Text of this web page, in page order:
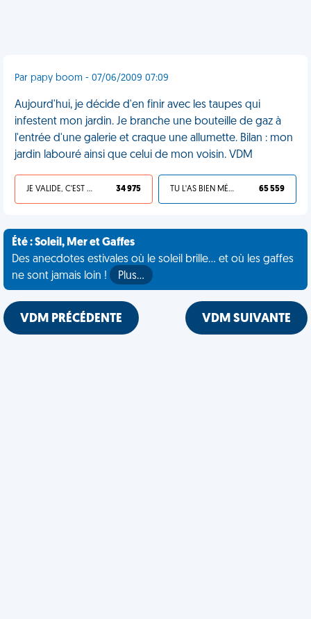
Par papy boom - 07/06/2009 07:09
Aujourd'hui, je décide d'en finir avec les taupes qui
infestent mon jardin. Je branche une bouteille de gaz à
l'entrée d'une galerie et craque une allumette. Bilan : mon
jardin labouré ainsi que celui de mon voisin. VDM
JE VALIDE, C'EST UNE VDM 34 975 TU L'AS BIEN MÉRITÉ 65 559
Été : Soleil, Mer et Gaffes
Des anecdotes estivales où le soleil brille... et où les gaffes
ne sont jamais loin !
Plus…
VDM PRÉCÉDENTE VDM SUIVANTE